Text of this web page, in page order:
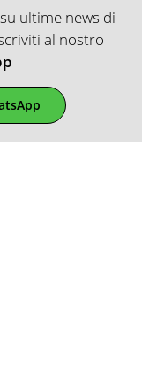
ultime news di
al nostro